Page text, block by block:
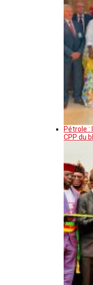
Pétrole :
CPP du